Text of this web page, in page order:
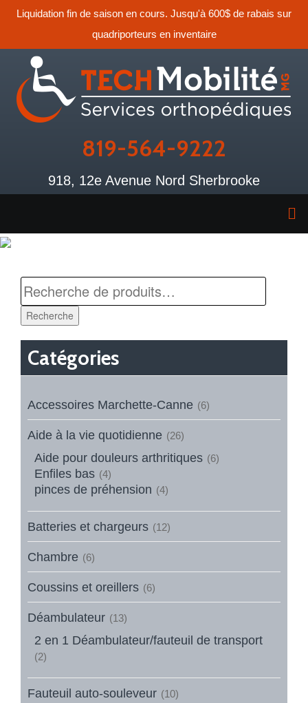
Liquidation fin de saison en cours. Jusqu'à 600$ de rabais sur
quadriporteurs en inventaire
819-564-9222
918, 12e Avenue Nord Sherbrooke
Recherche
Catégories
Accessoires Marchette-Canne (6)
Aide à la vie quotidienne (26)
Aide pour douleurs arthritiques (6)
Enfiles bas (4)
pinces de préhension (4)
Batteries et chargeurs (12)
Chambre (6)
Coussins et oreillers (6)
Déambulateur (13)
2 en 1 Déambulateur/fauteuil de transport
(2)
Fauteuil auto-souleveur (10)